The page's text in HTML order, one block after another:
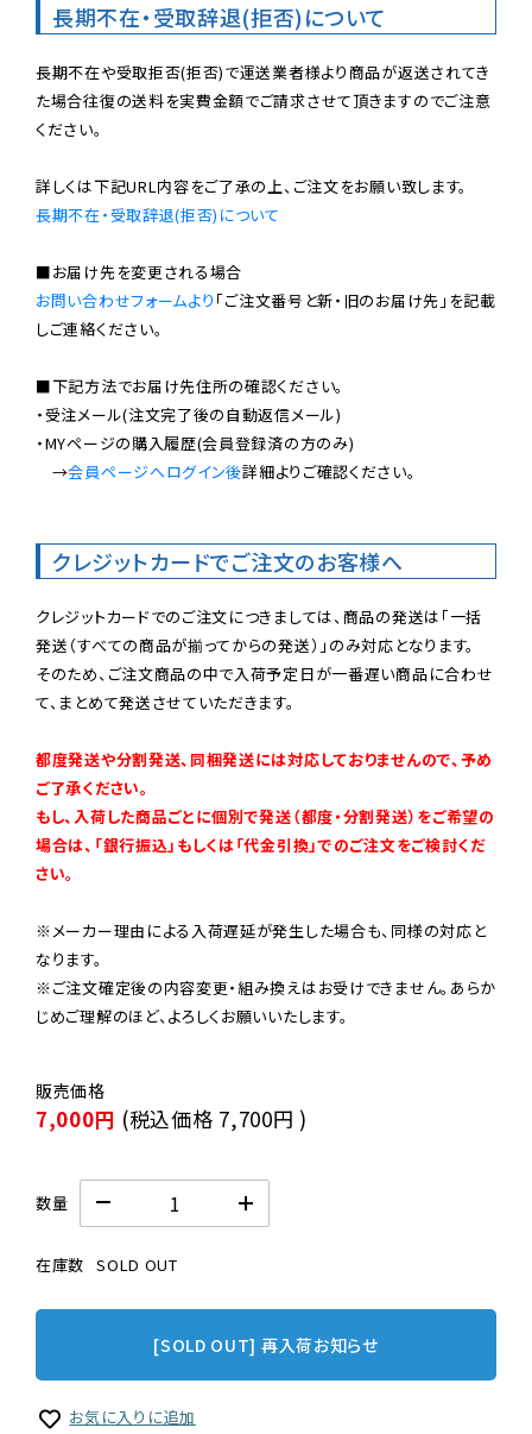
長期不在・受取辞退(拒否)について
長期不在や受取拒否(拒否)で運送業者様より商品が返送されてき
た場合往復の送料を実費金額でご請求させて頂きますのでご注意
ください。
長期不在・受取辞退(拒否)について
お問い合わせフォームより 「ご注文番号と新・旧のお届け先」を記載
しご連絡ください。
■下記方法でお届け先住所の確認ください。
・受注メール(注文完了後の自動返信メール)
・MYページの購入履歴(会員登録済の方のみ)
→会員ページへログイン後詳細よりご確認ください。
クレジットカードでご注文のお客様へ
クレジットカードでのご注文につきましては、商品の発送は「一括
発送（すべての商品が揃ってからの発送）」のみ対応となります。
そのため、ご注文商品の中で入荷予定日が一番遅い商品に合わせ
て、まとめて発送させていただきます。
都度発送や分割発送、同梱発送には対応しておりませんので、予め
ご了承ください。
もし、入荷した商品ごとに個別で発送（都度・分割発送）をご希望の
場合は、「銀行振込」もしくは「代金引換」でのご注文をご検討くだ
さい。
※メーカー理由による入荷遅延が発生した場合も、同様の対応と
なります。
※ご注文確定後の内容変更・組み換えはお受けできません。あらか
じめご理解のほど、よろしくお願いいたします。
7,000円 (税込価格 7,700円 )
数量
在庫数 SOLD OUT
[SOLD OUT] 再入荷お知らせ
お気に入りに追加